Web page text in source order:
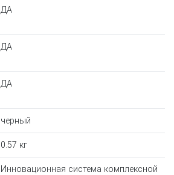
ДА
ДА
ДА
черный
0.57 кг
Инновационная система комплексной